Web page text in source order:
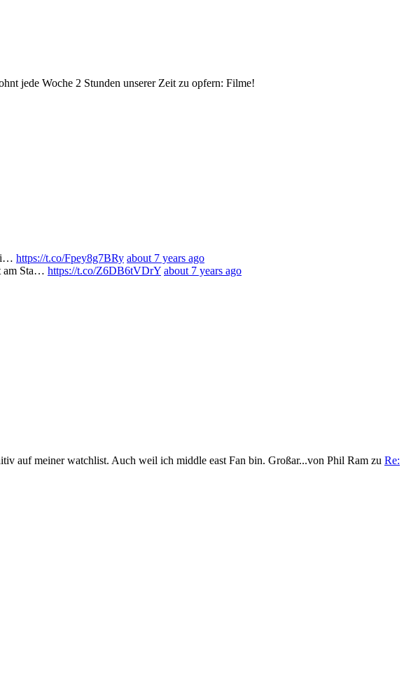
jede Woche 2 Stunden unserer Zeit zu opfern: Filme!
https://t.co/Fpey8g7BRy about 7 years ago
am Sta… https://t.co/Z6DB6tVDrY about 7 years ago
auf meiner watchlist. Auch weil ich middle east Fan bin. Großar...von Phil Ram zu Re: